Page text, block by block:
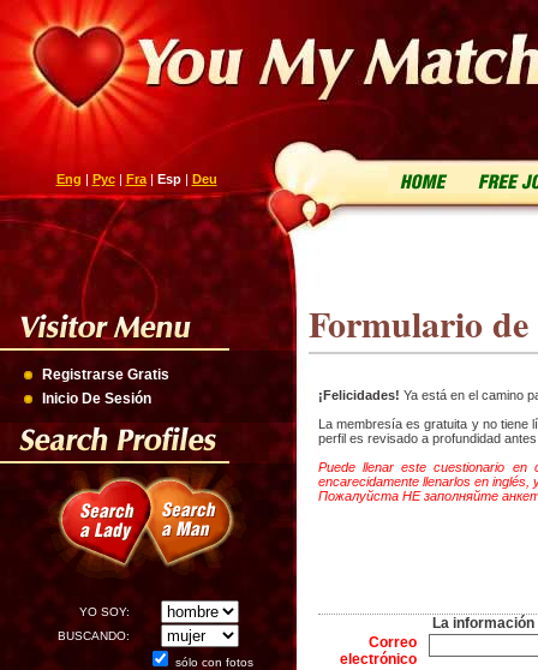
Eng | Рус| Fra| Esp| Deu
Registrarse Gratis
Inicio De Sesión
YO SOY:
BUSCANDO:
sólo con fotos
Formulario
¡Felicidades! Ya está en el camino
La membresía es gratuita y no tiene
perfil es revisado a profundidad
Puede llenar este cuestionario en
encarecidamente llenarlos en inglés,
Пожалуйста НЕ заполняйте
La
Correo
electrónico